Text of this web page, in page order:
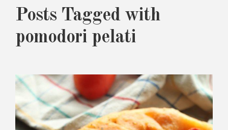
Posts Tagged with
pomodori pelati